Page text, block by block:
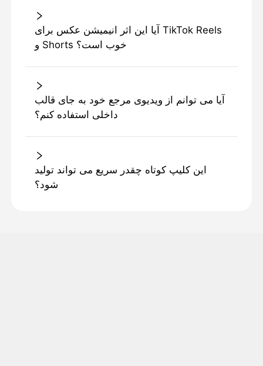
آیا این اثر انیمیشن عکس برای TikTok Reels
و Shorts خوب است؟
آیا می توانم از ویدیوی مرجع خود به جای قالب
داخلی استفاده کنم؟
این کلیپ کوتاه چقدر سریع می تواند تولید
شود؟